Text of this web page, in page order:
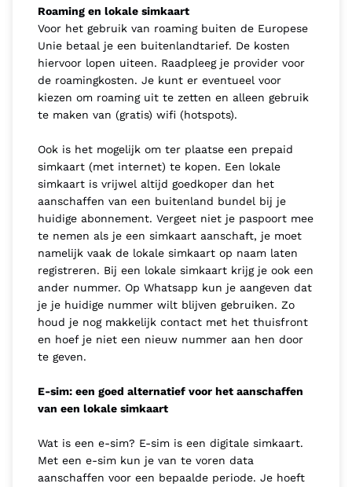
Roaming en lokale simkaart
Voor het gebruik van roaming buiten de Europese
Unie betaal je een buitenlandtarief. De kosten
hiervoor lopen uiteen. Raadpleeg je provider voor
de roamingkosten. Je kunt er eventueel voor
kiezen om roaming uit te zetten en alleen gebruik
te maken van (gratis) wifi (hotspots).
Ook is het mogelijk om ter plaatse een prepaid
simkaart (met internet) te kopen. Een lokale
simkaart is vrijwel altijd goedkoper dan het
aanschaffen van een buitenland bundel bij je
huidige abonnement. Vergeet niet je paspoort mee
te nemen als je een simkaart aanschaft, je moet
namelijk vaak de lokale simkaart op naam laten
registreren. Bij een lokale simkaart krijg je ook een
ander nummer. Op Whatsapp kun je aangeven dat
je je huidige nummer wilt blijven gebruiken. Zo
houd je nog makkelijk contact met het thuisfront
en hoef je niet een nieuw nummer aan hen door
te geven.
E-sim: een goed alternatief voor het aanschaffen
van een lokale simkaart
Wat is een e-sim? E-sim is een digitale simkaart.
Met een e-sim kun je van te voren data
aanschaffen voor een bepaalde periode. Je hoeft